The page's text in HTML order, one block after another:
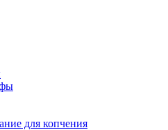
для копчения